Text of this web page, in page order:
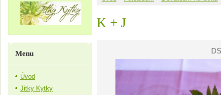
K + J
Menu
Úvod
Jitky Kytky